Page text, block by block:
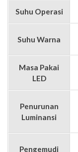
Suhu Operasi
Suhu Warna
Masa Pakai
LED
Penurunan
Luminansi
Pengemudi